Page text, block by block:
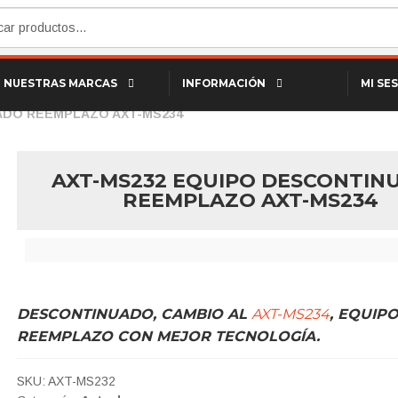
NUESTRAS MARCAS INFORMACIÓN MI
REEMPLAZO AXT-MS234
AXT-MS232 EQUIPO
REEMPLAZO AXT-MS234
DESCONTINUADO, CAMBIO ALAXT-MS234,
REEMPLAZO CON MEJOR TECNOLOGÍA.
SKU:AXT-MS232